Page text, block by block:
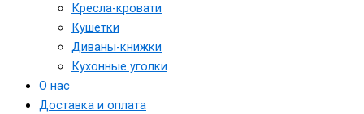
Кресла-кровати
Кушетки
Диваны-книжки
Кухонные уголки
О нас
Доставка и оплата